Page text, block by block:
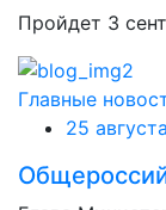
Пройдет 3
Главные
25